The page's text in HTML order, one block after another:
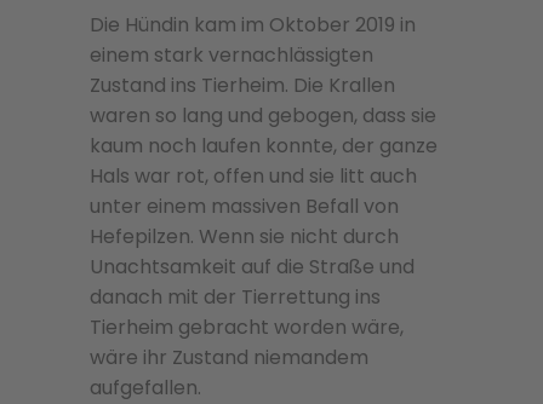
Die Hündin kam im Oktober 2019 in
einem stark vernachlässigten
Zustand ins Tierheim. Die Krallen
waren so lang und gebogen, dass sie
kaum noch laufen konnte, der ganze
Hals war rot, offen und sie litt auch
unter einem massiven Befall von
Hefepilzen. Wenn sie nicht durch
Unachtsamkeit auf die Straße und
danach mit der Tierrettung ins
Tierheim gebracht worden wäre,
wäre ihr Zustand niemandem
aufgefallen.